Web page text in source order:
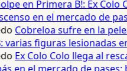
en Primera B!: Ex Colo
en el mercado de
Cobreloa sufre en la
varias figuras lesionadas
Ex Colo Colo llega al
en el mercado de pases: